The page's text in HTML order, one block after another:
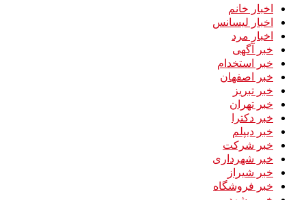
اخبار خانم
اخبار لیسانس
اخبار مرد
خبر آگهی
خبر استخدام
خبر اصفهان
خبر تبریز
خبر تهران
خبر دکترا
خبر دیپلم
خبر شرکت
خبر شهرداری
خبر شیراز
خبر فروشگاه